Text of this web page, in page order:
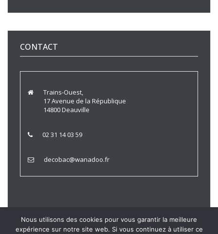
CONTACT
Trains-Ouest,
17 Avenue de la République
14800 Deauville
02 31 14 03 59
decobac@wanadoo.fr
Nous utilisons des cookies pour vous garantir la meilleure
expérience sur notre site web. Si vous continuez à utiliser ce